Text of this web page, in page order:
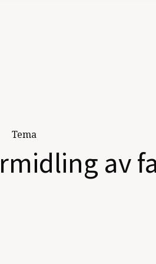
Tema
av